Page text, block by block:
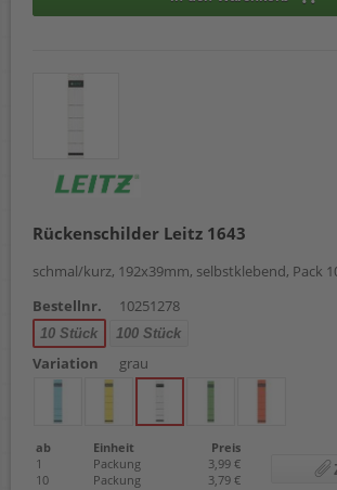
Rückenschilder Leitz 1643
schmal/kurz, 192x39mm, selbstklebend, Pack
Bestellnr.
10251278
10 Stück 100 Stück
Variation grau
ab Einheit
Preis
1
Packung
3,99 €
10
Packung 3,79 €